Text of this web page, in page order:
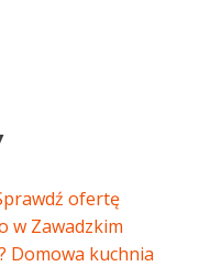
ofertę
w Zawadzkim
Domowa kuchnia